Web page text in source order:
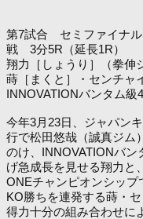
第7試合 セミファイナ
戦 3分5R（延長1R）
翔力［しょうり］（拳伸
蒔［まくと］・センチャ
INNOVATIONバンタム級4
今年3月23日、ジャパン
行で松田悠哉（誠真ジム
のけ、INNOVATIONバン
げ急成長を見せる翔力と
ONEチャンピオンシッ
KO勝ちを連発する蒔・
得力十分の組み合わせに